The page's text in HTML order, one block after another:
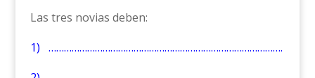
Las tres novias deben:
1) ……………………………………………………………………………….